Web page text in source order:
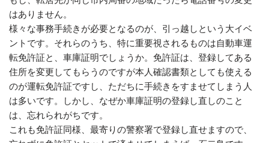
はありません。
様々な事務手続きが必要となるのが、引っ越しという大イベ
ントです。それらのうち、特に重要視されるものは自動車運
転免許証と、車庫証明でしょうか。免許証は、登録してある
住所を変更してもらうのですが本人確認書類としても使える
のが運転免許証ですし、ただちに手続きをすませてしまう人
は多いです。しかし、なぜか車庫証明の登録し直しのこと
は、忘れられがちです。
これも免許証同様、最寄りの警察署で登録し直せますので、